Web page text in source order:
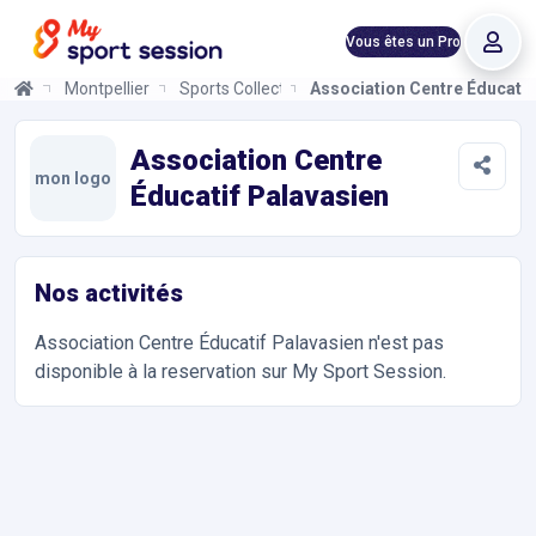
Vous êtes un Pro
Montpellier Sports Collectifs Association Centre Éducatif
mon logo
Association Centre
Éducatif Palavasien
Nos activités
Association Centre Éducatif Palavasien n'est pas
disponible à la reservation sur My Sport Session.